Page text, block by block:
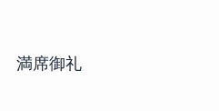
満席御礼